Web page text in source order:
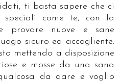
ti basta sapere che ci
come te, con la
provare nuove e sane
sicuro ed accogliente.
mettendo a disposizione
e mosse da una sana
da dare e voglio